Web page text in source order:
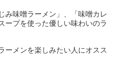
み味噌ラーメン」、「味噌カレ
ープを使った優しい味わいのラ
ーメンを楽しみたい人にオスス